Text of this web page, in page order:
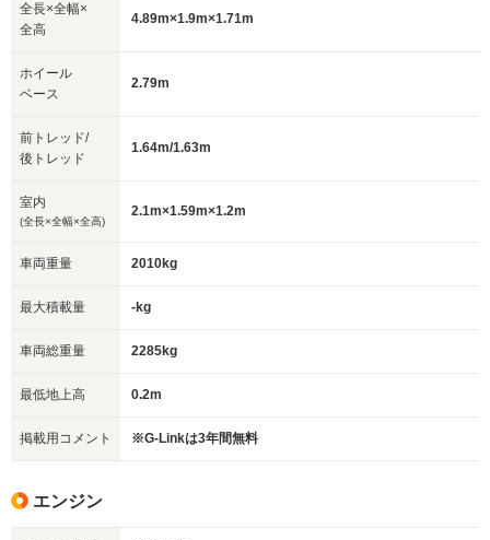
全長×全幅×
全高
4.89m×1.9m×1.71m
ホイール
ベース
2.79m
前トレッド/
後トレッド
1.64m/1.63m
室内
(全長×全幅×全高)
2.1m×1.59m×1.2m
車両重量 2010kg
最大積載量 -kg
車両総重量 2285kg
最低地上高 0.2m
掲載用コメント ※G-Linkは3年間無料
エンジン